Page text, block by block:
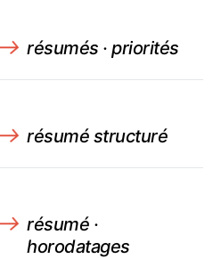
résumés · priorités
résumé structuré
résumé ·
horodatages